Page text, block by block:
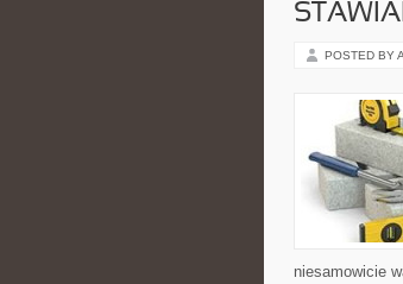
POSTED BY
niesamowicie